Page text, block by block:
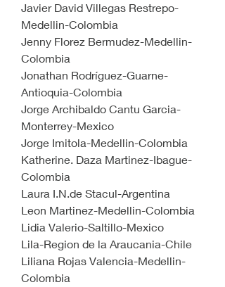
Javier David Villegas Restrepo-
Medellin-Colombia
Jenny Florez Bermudez-Medellin-
Colombia
Jonathan Rodríguez-Guarne-
Antioquia-Colombia
Jorge Archibaldo Cantu Garcia-
Monterrey-Mexico
Jorge Imitola-Medellin-Colombia
Katherine. Daza Martinez-Ibague-
Colombia
Laura I.N.de Stacul-Argentina
Leon Martinez-Medellin-Colombia
Lidia Valerio-Saltillo-Mexico
Lila-Region de la Araucania-Chile
Liliana Rojas Valencia-Medellin-
Colombia